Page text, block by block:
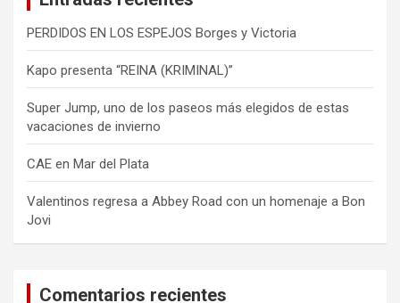
PERDIDOS EN LOS ESPEJOS Borges y Victoria
Kapo presenta “REINA (KRIMINAL)”
Super Jump, uno de los paseos más elegidos de estas
vacaciones de invierno
CAE en Mar del Plata
Valentinos regresa a Abbey Road con un homenaje a Bon
Jovi
Comentarios recientes